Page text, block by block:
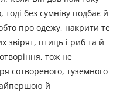
без сумніву подбає й
про одежу, накрити те
звірят, птиць і риб та й
тож не
сотвореного, туземного
й